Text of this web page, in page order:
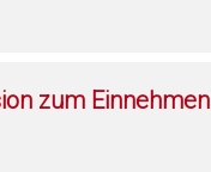
zum Einnehmen